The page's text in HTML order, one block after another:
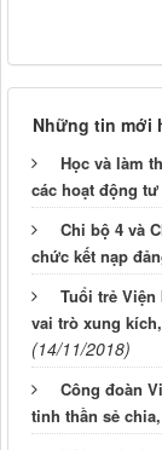
Những tin mới
Học và làm
các hoạt động
Chi bộ 4 và
chức kết nạp
Tuổi trẻ Viện
vai trò xung
(14/11/2018)
Công đoàn
tinh thần sẻ